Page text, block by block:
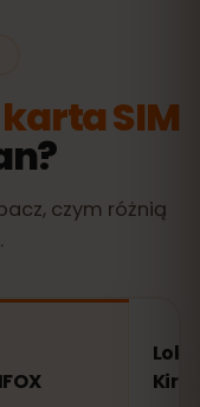
SIM
czym różnią